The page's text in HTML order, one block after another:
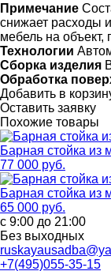
Примечание
снижает расходы
мебель на объект,
Технологии
Сборка изделия
Обработка
Добавить в
Оставить заявку
Похожие товары
Барная стойка из
77 000 руб.
Барная стойка из
65 000 руб.
с 9:00 до 21:00
Без выходных
+7(495)055-35-15